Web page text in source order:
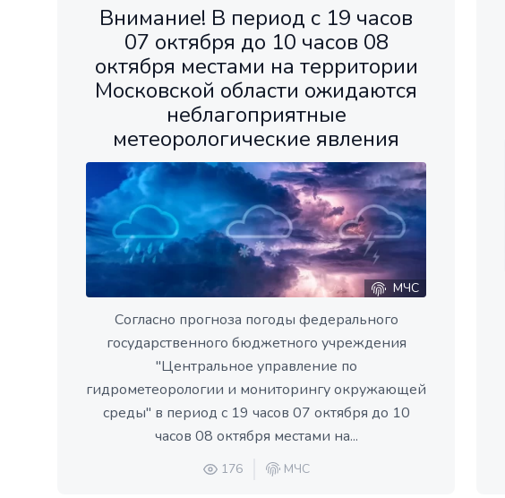
Внимание! В период с 19 часов
07 октября до 10 часов 08
октября местами на территории
Московской области ожидаются
неблагоприятные
метеорологические явления
МЧС
Согласно прогноза погоды федерального
государственного бюджетного учреждения
"Центральное управление по
гидрометеорологии и мониторингу окружающей
среды" в период с 19 часов 07 октября до 10
часов 08 октября местами на...
176 МЧС